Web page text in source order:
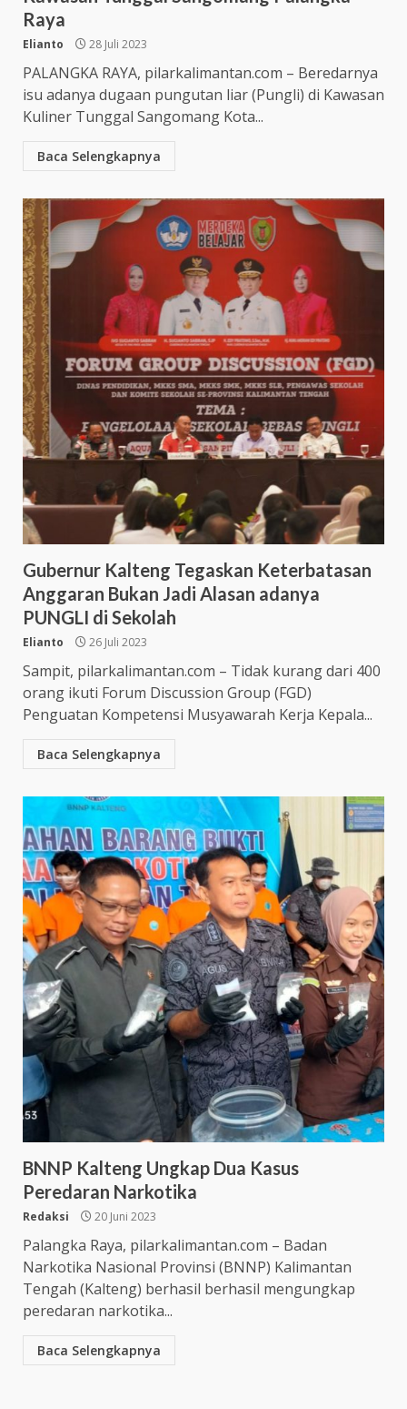
Raya
Elianto 28 Juli 2023
PALANGKA RAYA, pilarkalimantan.com – Beredarnya
isu adanya dugaan pungutan liar (Pungli) di Kawasan
Kuliner Tunggal Sangomang Kota...
Baca Selengkapnya
Gubernur Kalteng Tegaskan Keterbatasan
Anggaran Bukan Jadi Alasan adanya
PUNGLI di Sekolah
Elianto 26 Juli 2023
Sampit, pilarkalimantan.com – Tidak kurang dari 400
orang ikuti Forum Discussion Group (FGD)
Penguatan Kompetensi Musyawarah Kerja Kepala...
Baca Selengkapnya
BNNP Kalteng Ungkap Dua Kasus
Peredaran Narkotika
Redaksi 20 Juni 2023
Palangka Raya, pilarkalimantan.com – Badan
Narkotika Nasional Provinsi (BNNP) Kalimantan
Tengah (Kalteng) berhasil berhasil mengungkap
peredaran narkotika...
Baca Selengkapnya